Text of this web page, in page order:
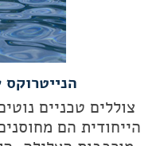
צוללים טכניים
הייחודית הם